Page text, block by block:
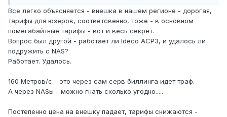
Все легко объясняется - внешка в нашем регионе - дорогая,
тарифы для юзеров, соответсвенно, тоже - в основном
помегабайтные тарифы - вот и весь секрет.
Вопрос был другой - работает ли Ideco АСР3, и удалось ли
подружить с NAS?
Работает. Удалось.
160 Метров/с - это через сам серв биллинга идет траф.
А через NASы - можно гнать сколько угодно.....
Постепенно цена на внешку падает, тарифы снижаются -